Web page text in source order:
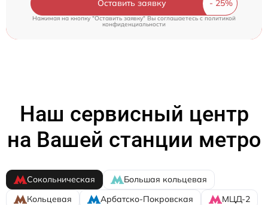
Оставить заявку
Нажимая на кнопку "Оставить заявку" Вы соглашаетесь cполитикой
конфиденциальности
Наш сервисный центр
на Вашей станции метро
Сокольническая
Большая кольцевая
Кольцевая
Арбатско-Покровская
МЦД-2